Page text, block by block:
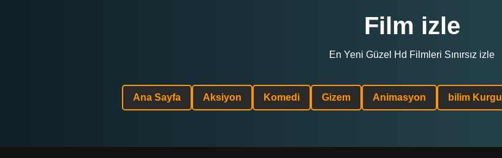
Film izle
En Yeni Güzel Hd Filmleri Sınırsız izle
Ana Sayfa Aksiyon Komedi Gizem Animasyon bilim Kurgu